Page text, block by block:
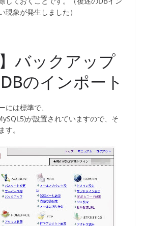
現象が発生しました）
】バックアップ
のインポート
には標準で、
が設置されていますので、そ
す。